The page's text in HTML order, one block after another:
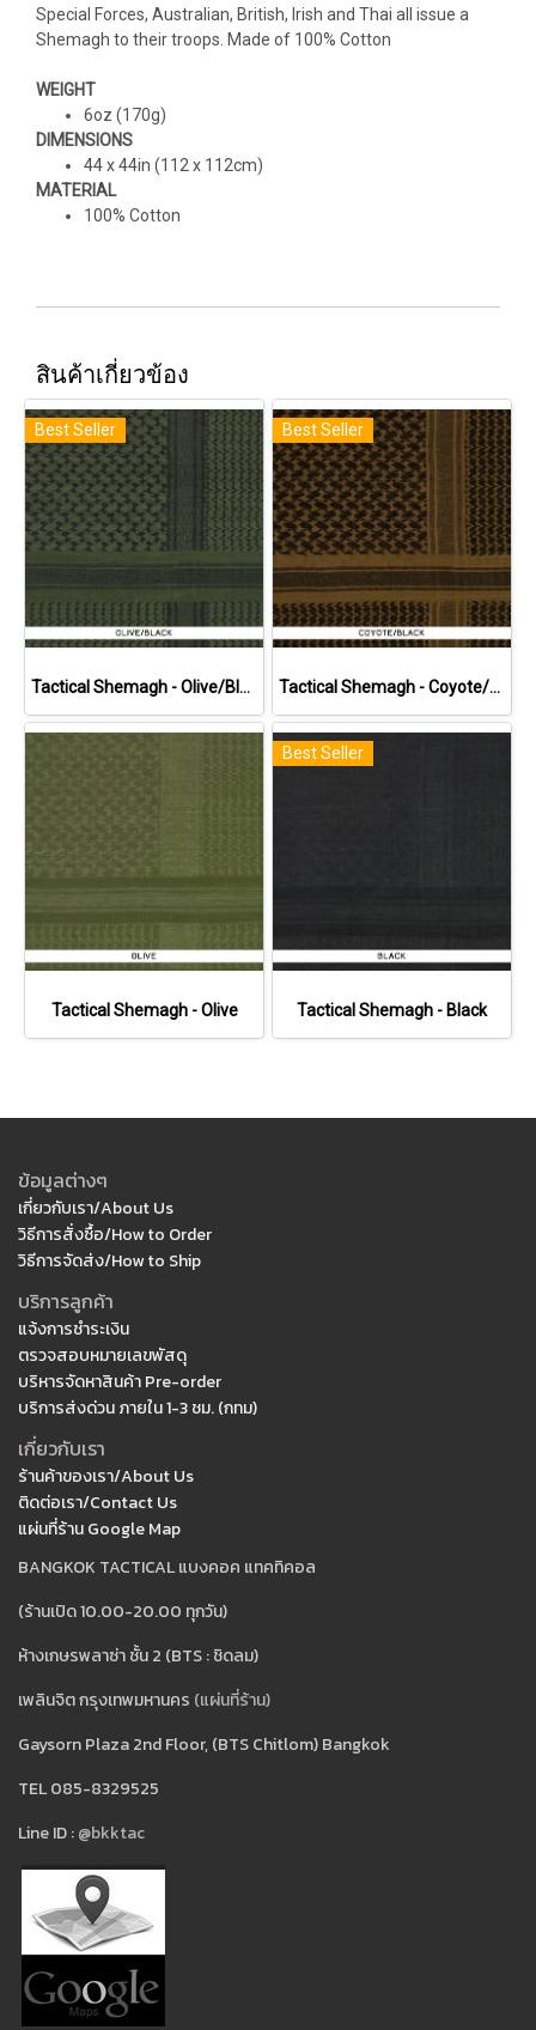
Special Forces, Australian, British, Irish and Thai all issue a
Shemagh to their troops. Made of 100% Cotton
WEIGHT
6oz (170g)
DIMENSIONS
44 x 44in (112 x 112cm)
MATERIAL
100% Cotton
สินค้าเกี่ยวข้อง
Best Seller
Tactical Shemagh - Olive/Black
Best Seller
Tactical Shemagh - Coyote/Black
Tactical Shemagh - Olive
Best Seller
Tactical Shemagh - Black
ข้อมูลต่างๆ
เกี่ยวกับเรา/About Us
วิธีการสั่งซื้อ/How to Order
วิธีการจัดส่ง/How to Ship
บริการลูกค้า
แจ้งการชำระเงิน
ตรวจสอบหมายเลขพัสดุ
บริหารจัดหาสินค้า Pre-order
บริการส่งด่วน ภายใน 1-3 ชม. (กทม)
เกี่ยวกับเรา
ร้านค้าของเรา/About Us
ติดต่อเรา/Contact Us
แผ่นที่ร้าน Google Map
BANGKOK TACTICAL แบงคอค แทคทิคอล
(ร้านเปิด 10.00-20.00 ทุกวัน)
ห้างเกษรพลาซ่า ชั้น 2 (BTS : ชิดลม)
เพลินจิต กรุงเทพมหานคร (แผ่นที่ร้าน)
Gaysorn Plaza 2nd Floor, (BTS Chitlom) Bangkok
TEL 085-8329525
Line ID :@bkktac